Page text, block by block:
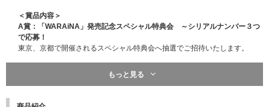
＜賞品内容＞
A賞：「WARAiNA」発売記念スペシャル特典会 ～シリアルナンバー３つ
で応募！
東京、京都で開催されるスペシャル特典会へ抽選でご招待いたします。
・動画撮影OKお見送り会
もっと見る